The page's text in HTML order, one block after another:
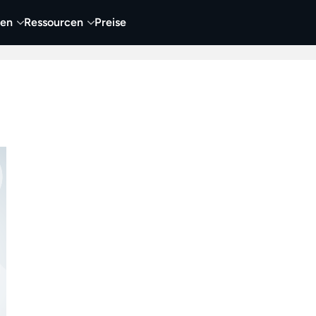
Ressourcen Preise
Video Visueller Content